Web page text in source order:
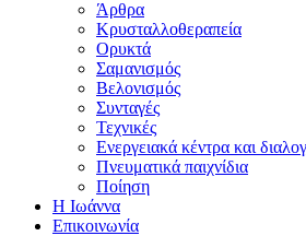
Άρθρα
Κρυσταλλοθεραπεία
Ορυκτά
Σαμανισμός
Βελονισμός
Συνταγές
Τεχνικές
Ενεργειακά κέντρα και
Πνευματικά παιχνίδια
Ποίηση
Η Ιωάννα
Επικοινωνία